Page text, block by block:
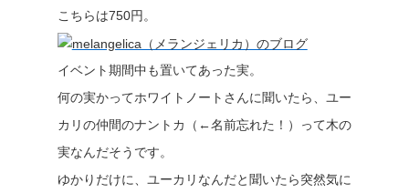
こちらは750円。
イベント期間中も置いてあった実。
何の実かってホワイトノートさんに聞いたら、ユー
カリの仲間のナントカ（←名前忘れた！）って木の
実なんだそうです。
ゆかりだけに、ユーカリなんだと聞いたら突然気に